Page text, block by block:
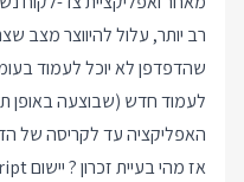
רב יותר, עלול להיווצר מצב
שהדפדפן לא יוכל לעמוד
לעמוד חדש (שבוצעה באופן
האפליקציה עד לקריסה של